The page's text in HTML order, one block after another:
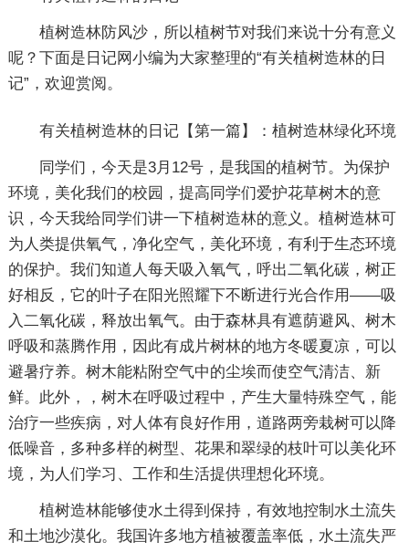
植树造林防风沙，所以植树节对我们来说十分有意义
呢？下面是日记网小编为大家整理的“有关植树造林的日
记”，欢迎赏阅。
有关植树造林的日记【第一篇】：植树造林绿化环境
同学们，今天是3月12号，是我国的植树节。为保护
环境，美化我们的校园，提高同学们爱护花草树木的意
识，今天我给同学们讲一下植树造林的意义。植树造林可
为人类提供氧气，净化空气，美化环境，有利于生态环境
的保护。我们知道人每天吸入氧气，呼出二氧化碳，树正
好相反，它的叶子在阳光照耀下不断进行光合作用——吸
入二氧化碳，释放出氧气。由于森林具有遮荫避风、树木
呼吸和蒸腾作用，因此有成片树林的地方冬暖夏凉，可以
避暑疗养。树木能粘附空气中的尘埃而使空气清洁、新
鲜。此外，，树木在呼吸过程中，产生大量特殊空气，能
治疗一些疾病，对人体有良好作用，道路两旁栽树可以降
低噪音，多种多样的树型、花果和翠绿的枝叶可以美化环
境，为人们学习、工作和生活提供理想化环境。
植树造林能够使水土得到保持，有效地控制水土流失
和土地沙漠化。我国许多地方植被覆盖率低，水土流失严